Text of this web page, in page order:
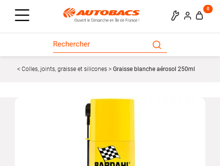
0
Colles, joints, graisse et silicones Graisse blanche aérosol 250ml